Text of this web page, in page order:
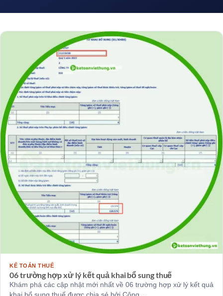
KẾ TOÁN THUẾ
06 trường hợp xử lý kết quả khai bổ sung thuế
Khám phá các cập nhật mới nhất về 06 trường hợp xử lý kết quả